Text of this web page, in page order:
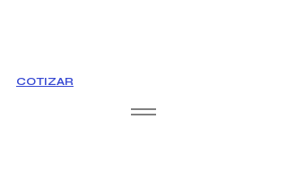
COTIZAR